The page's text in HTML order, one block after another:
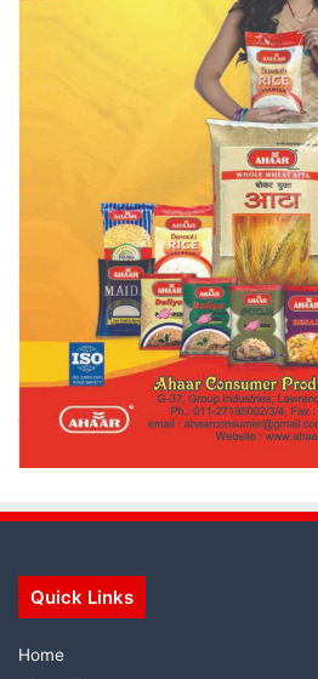
Quick Links
Home